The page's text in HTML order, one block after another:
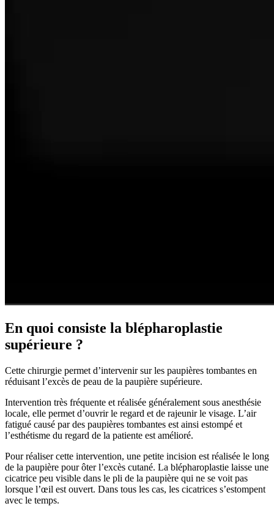
En quoi consiste la blépharoplastie
supérieure ?
Cette chirurgie permet d’intervenir sur les paupières tombantes en
réduisant l’excès de peau de la paupière supérieure.
Intervention très fréquente et réalisée généralement sous anesthésie
locale, elle permet d’ouvrir le regard et de rajeunir le visage. L’air
fatigué causé par des paupières tombantes est ainsi estompé et
l’esthétisme du regard de la patiente est amélioré.
Pour réaliser cette intervention, une petite incision est réalisée le long
de la paupière pour ôter l’excès cutané. La blépharoplastie laisse une
cicatrice peu visible dans le pli de la paupière qui ne se voit pas
lorsque l’œil est ouvert. Dans tous les cas, les cicatrices s’estompent
avec le temps.